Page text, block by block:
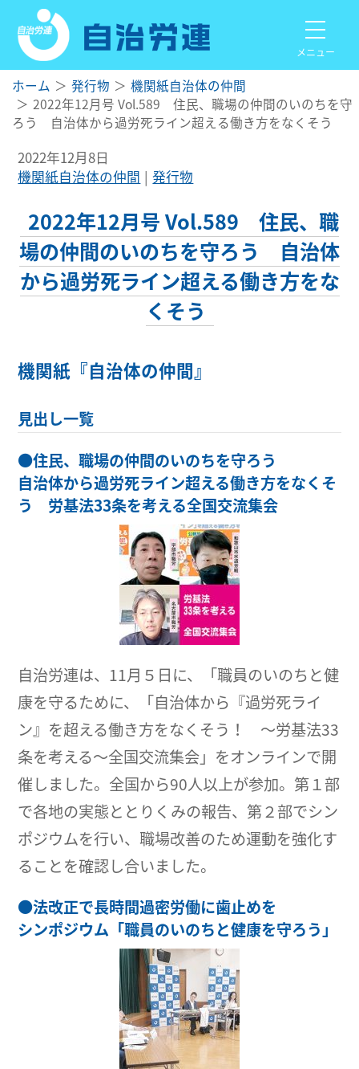
メニュー
ホーム 発行物
機関紙自治体の仲間
2022年12月号 Vol.589 住民、職場の仲間のいのちを守
ろう 自治体から過労死ライン超える働き方をなくそう
2022年12月8日
機関紙自治体の仲間
発行物
2022年12月号 Vol.589 住民、職
場の仲間のいのちを守ろう 自治体
から過労死ライン超える働き方をな
くそう
機関紙『自治体の仲間』
見出し一覧
●住民、職場の仲間のいのちを守ろう
自治体から過労死ライン超える働き方をなくそ
う 労基法33条を考える全国交流集会
自治労連は、11月５日に、「職員のいのちと健
康を守るために、「自治体から『過労死ライ
ン』を超える働き方をなくそう！ ～労基法33
条を考える～全国交流集会」をオンラインで開
催しました。全国から90人以上が参加。第１部
で各地の実態ととりくみの報告、第２部でシン
ポジウムを行い、職場改善のため運動を強化す
ることを確認し合いました。
●法改正で長時間過密労働に歯止めを
シンポジウム「職員のいのちと健康を守ろう」